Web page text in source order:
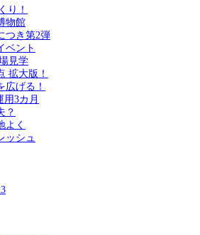
り！
物館
つき第2弾
ベント
見学
拡大版！
広げる！
用3カ月
？
よく
ッシュ